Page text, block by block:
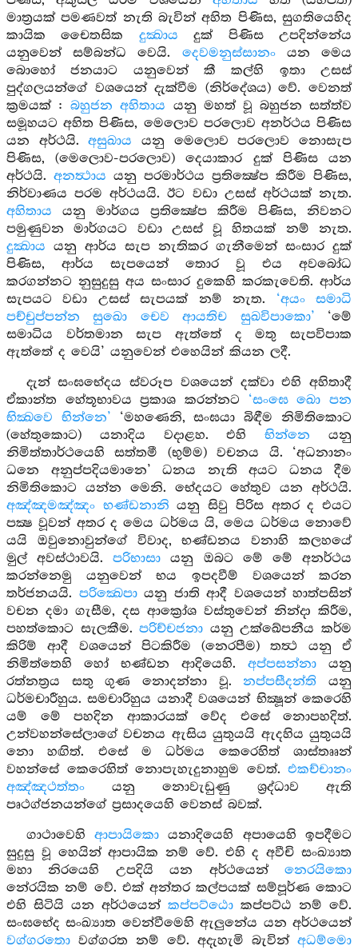
මාත්‍රයක් පමණවත් නැති බැවින් අහිත පිණිස, සුගතියෙහිද
කායික චෛතසික දුක්‍ඛාය දුක් පිණිස උපදින්නේය
යනුවෙන් සම්බන්ධ වෙයි. දෙවමනුස්සානංයන මෙය
බොහෝ ජනයාට යනුවෙන් කී කල්හි ඉතා උසස්
පුද්ගලයන්ගේ වශයෙන් දැක්වීම (නිර්දේශය) වේ. වෙනත්
ක්‍රමයක් :බහුජන අහිතාය යනු මහත් වූ බහුජන සත්ත්ව
සමූහයට අහිත පිණිස, මෙලොව පරලොව අනර්ථය පිණිස
යන අර්ථයි.අසුඛායයනු මෙලොව පරලොව නොසැප
පිණිස, (මෙලොව-පරලොව) දෙයාකාර දුක් පිණිස යන
අර්ථයි. අනත්‍ථාය යනු පරමාර්ථය ප්‍රතික්‍ෂේප කිරීම පිණිස,
නිර්වාණය පරම අර්ථයයි. ඊට වඩා උසස් අර්ථයක් නැත.
අහිතාය යනු මාර්ගය ප්‍රතික්‍ෂේප කිරීම පිණිස, නිවනට
පමුණුවන මාර්ගයට වඩා උසස් වූ හිතයක් නම් නැත.
දුක්‍ඛාය යනු ආර්ය සැප නැතිකර ගැනීමෙන් සංසාර දුක්
පිණිස, ආර්ය සැපයෙන් තොර වූ එය අවබෝධ
කරගන්නට නුසුදුසු අය සංසාර දුකෙහි කරකැවෙති. ආර්ය
සැපයට වඩා උසස් සැපයක් නම් නැත. ‘අයං සමාධි
පච්චුප්පන්න සුඛො චෙව ආයතිච සුඛවිපාකො’ ‘මේ
සමාධිය වර්තමාන සැප ඇත්තේ ද මතු සැපවිපාක
ඇත්තේ ද වෙයි’ යනුවෙන් එහෙයින් කියන ලදී.
දැන් සංඝභේදය ස්වරූප වශයෙන් දක්වා එහි අහිතාදී
ඒකාන්ත හේතූභාවය ප්‍රකාශ කරන්නට ‘සංඝෙ ඛො පන
භික්‍ඛවෙ භින්නෙ’ ‘මහණෙනි, සංඝයා බිඳීම නිමිතිකොට
(හේතුකොට) යනාදිය වදාළහ. එහිභින්නෙ යනු
නිමිත්තාර්ථයෙහි සත්තමී (භුම්ම) වචනය යි. ‘අධනානං
ධනෙ අනුප්පදියමානෙ’ ධනය නැති අයට ධනය දීම
නිමිතිකොට යන්න මෙනි. භේදයට හේතුව යන අර්ථයි.
අඤ්ඤමඤ්ඤං භණ්ඩනානි යනු සිවු පිරිස අතර ද එයට
පක්‍ෂ වූවන් අතර ද මෙය ධර්මය යි, මෙය ධර්මය නොවේ
යයි ඔවුනොවුන්ගේ විවාද, භණ්ඩනය වනාහි කලහයේ
මුල් අවස්ථාවයි.පරිභාසා යනු ඔබට මේ මේ අනර්ථය
කරන්නෙමු යනුවෙන් භය ඉපදවීම් වශයෙන් කරන
තර්ජනයයි. පරික්‍ඛෙපායනු ජාති ආදී වශයෙන් හාත්පසින්
වචන දමා ගැසීම, දස ආක්‍රෝශ වස්තුවෙන් නින්දා කිරීම,
පහත්කොට සැලකීම.පරිච්චජනා යනු උක්ඛේපනීය කර්ම
කිරිම් ආදී වශයෙන් පිටකිරීම (නෙරපීම) තත්‍ථ යනු ඒ
නිමිත්තෙහි හෝ භණ්ඩන ආදියෙහි. අප්පසන්නා යනු
රත්නත්‍රය සතු ගුණ නොදන්නා වූ.නප්පසීදන්ති යනු
ධර්මචාරීහුය. සමචාරිහුය යනාදී වශයෙන් භික්‍ෂූන් කෙරෙහි
යම් මේ පහදින ආකාරයක් වේද එසේ නොපහදිත්.
උන්වහන්සේලාගේ වචනය ඇසිය යුතුයයි ඇදහිය යුතුයයි
නො හඟිත්. එසේ ම ධර්මය කෙරෙහිත් ශාස්තෲන්
වහන්සේ කෙරෙහිත් නොපැහැදුනාහුම වෙත්. එකච්චානං
අඤ්ඤථත්තං යනු නොවැඩුණු ශ්‍රද්ධාව ඇති
පෘථග්ජනයන්ගේ ප්‍රසාදයෙහි වෙනස් බවක්.
ගාථාවෙහි ආපායිකොයනාදියෙහි අපායෙහි ඉපදීමට
සුදුසු වූ හෙයින් ආපායික නම් වේ. එහි ද අවීචි සංඛ්‍යාත
මහා නිරයෙහි උපදියි යන අර්ථයෙන් නෙරයිකො
නේරයික නම් වේ. එක් අන්තර කල්පයක් සම්පූර්ණ කොට
එහි සිටියි යන අර්ථයෙන් කප්පට්ඨො කප්පට්ඨ නම් වේ.
සංඝභේද සංඛ්‍යාත වෙන්වීමෙහි ඇලුනේය යන අර්ථයෙන්
වග්ගරතො වග්ගරත නම් වේ. අදැහැමි බැවින් අධම්මො